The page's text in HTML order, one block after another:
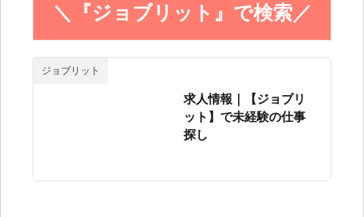
＼『ジョブリット』で検索／
ジョブリット
求人情報｜【ジョブリ
ット】で未経験の仕事
探し